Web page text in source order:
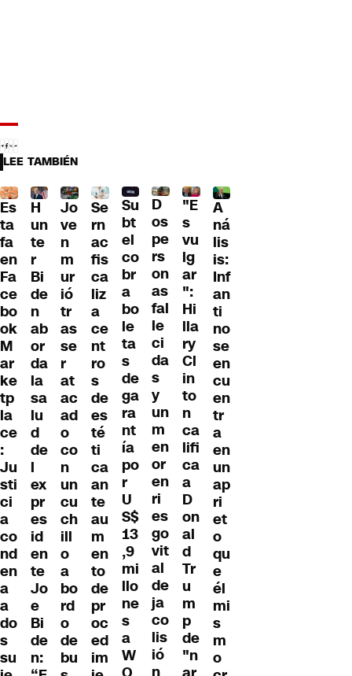
LEE TAMBIÉN
Es
ta
fa
en
Fa
ce
bo
ok
M
ar
ke
tp
la
ce
:
Ju
sti
ci
a
co
nd
en
a
a
do
s
su
H
un
te
r
Bi
de
n
ab
or
da
la
sa
lu
d
de
l
ex
pr
es
id
en
te
Jo
e
Bi
de
n:
Jo
ve
n
m
ur
ió
tr
as
se
r
at
ac
ad
o
co
n
un
cu
ch
ill
o
a
bo
rd
o
de
bu
Se
rn
ac
fis
ca
liz
a
ce
nt
ro
s
de
es
té
ti
ca
an
te
au
m
en
to
de
pr
oc
ed
im
Su
bt
el
co
br
a
bo
le
ta
s
de
ga
ra
nt
ía
po
r
U
S$
13
,9
mi
llo
ne
s
a
W
D
os
pe
rs
on
as
fal
le
ci
da
s
y
un
m
en
or
en
ri
es
go
vit
al
de
ja
co
lis
ió
"E
s
vu
lg
ar
":
Hi
lla
ry
Cl
in
to
n
ca
lifi
ca
a
D
on
al
d
Tr
u
m
p
de
"n
A
ná
lis
is:
Inf
an
ti
no
se
en
cu
en
tr
a
en
un
ap
ri
et
o
qu
e
él
mi
s
m
o